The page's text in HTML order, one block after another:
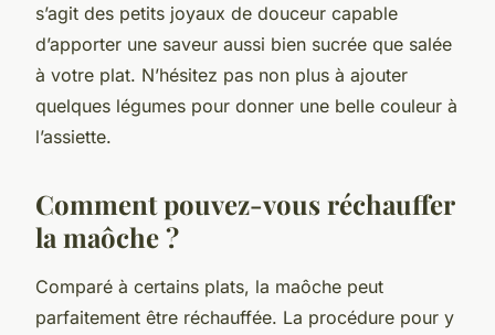
s’agit des petits joyaux de douceur capable
d’apporter une saveur aussi bien sucrée que salée
à votre plat. N’hésitez pas non plus à ajouter
quelques légumes pour donner une belle couleur à
l’assiette.
Comment pouvez-vous réchauffer
la maôche ?
Comparé à certains plats, la maôche peut
parfaitement être réchauffée. La procédure pour y